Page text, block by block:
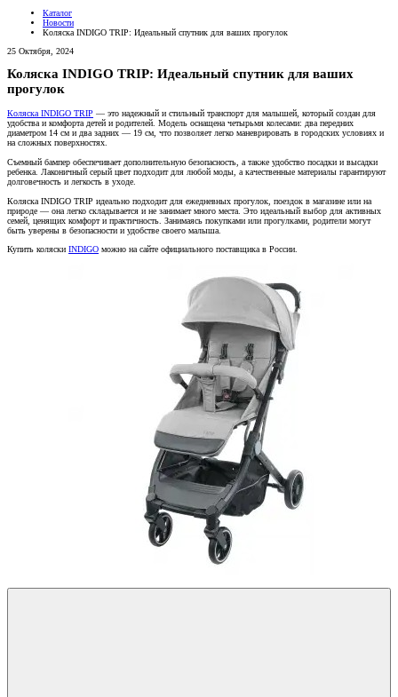
Каталог
Новости
Коляска INDIGO TRIP: Идеальный спутник для ваших прогулок
25 Октября, 2024
Коляска INDIGO TRIP: Идеальный спутник для ваших
прогулок
Коляска INDIGO TRIP — это надежный и стильный транспорт для малышей, который создан для
удобства и комфорта детей и родителей. Модель оснащена четырьмя колесами: два передних
диаметром 14 см и два задних — 19 см, что позволяет легко маневрировать в городских условиях и
на сложных поверхностях.
Съемный бампер обеспечивает дополнительную безопасность, а также удобство посадки и высадки
ребенка. Лаконичный серый цвет подходит для любой моды, а качественные материалы гарантируют
долговечность и легкость в уходе.
Коляска INDIGO TRIP идеально подходит для ежедневных прогулок, поездок в магазине или на
природе — она легко складывается и не занимает много места. Это идеальный выбор для активных
семей, ценящих комфорт и практичность. Занимаясь покупками или прогулками, родители могут
быть уверены в безопасности и удобстве своего малыша.
Купить коляски INDIGO можно на сайте официального поставщика в России.